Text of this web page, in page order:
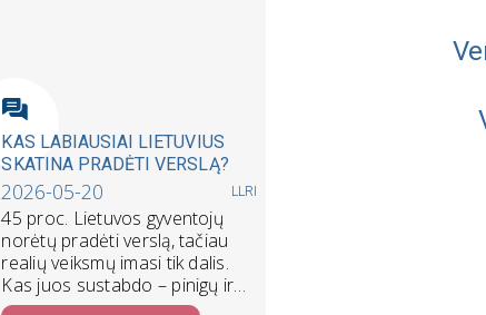
KAS LABIAUSIAI LIETUVIUS
SKATINA PRADĖTI VERSLĄ?
2026-05-20 LLRI
45 proc. Lietuvos gyventojų
norėtų pradėti verslą, tačiau
realių veiksmų imasi tik dalis.
Kas juos sustabdo – pinigų ir
laiko…